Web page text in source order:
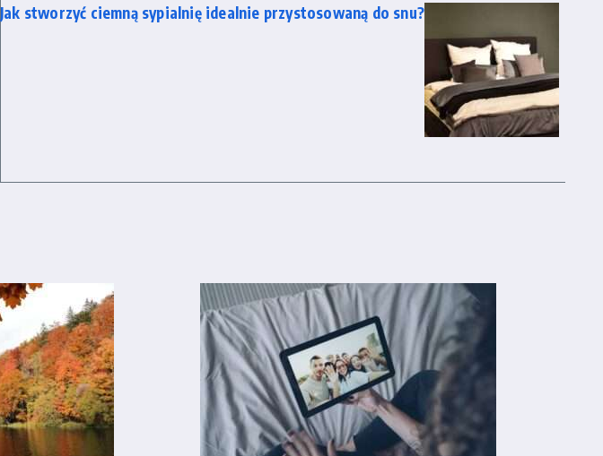
Jak stworzyć ciemną sypialnię idealnie przystosowaną do snu?